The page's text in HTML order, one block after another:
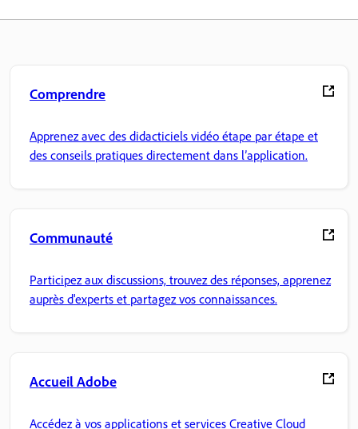
Comprendre
Apprenez avec des didacticiels vidéo étape par étape et
des conseils pratiques directement dans l’application.
Communauté
Participez aux discussions, trouvez des réponses, apprenez
auprès d'experts et partagez vos connaissances.
Accueil Adobe
Accédez à vos applications et services Creative Cloud